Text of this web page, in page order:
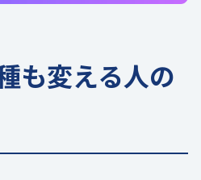
も変える人の